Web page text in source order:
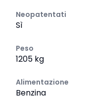
Neopatentati
Sì
Peso
1205 kg
Alimentazione
Benzina